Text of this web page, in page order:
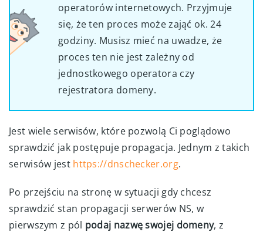
operatorów internetowych. Przyjmuje
się, że ten proces może zająć ok. 24
godziny. Musisz mieć na uwadze, że
proces ten nie jest zależny od
jednostkowego operatora czy
rejestratora domeny.
Jest wiele serwisów, które pozwolą Ci poglądowo
sprawdzić jak postępuje propagacja. Jednym z takich
serwisów jest https://dnschecker.org.
Po przejściu na stronę w sytuacji gdy chcesz
sprawdzić stan propagacji serwerów NS, w
pierwszym z pól podaj nazwę swojej domeny, z